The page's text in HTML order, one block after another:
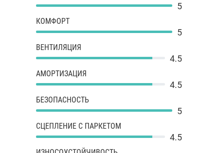
5
КОМФОРТ
5
ВЕНТИЛЯЦИЯ
4.5
АМОРТИЗАЦИЯ
4.5
БЕЗОПАСНОСТЬ
5
СЦЕПЛЕНИЕ С ПАРКЕТОМ
4.5